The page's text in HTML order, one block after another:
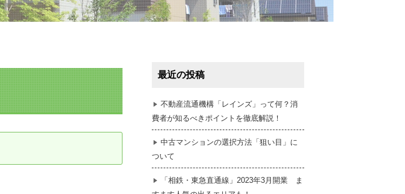
不動産売却成功のコツ 任意売却
リニュアル仲介で実現する豊かな暮らし はじめての物件探し
最近の投稿
不動産流通機構「レインズ」って何？消
費者が知るべきポイントを徹底解説！
中古マンションの選択方法「狙い目」に
ついて
「相鉄・東急直通線」2023年3月開業 ま